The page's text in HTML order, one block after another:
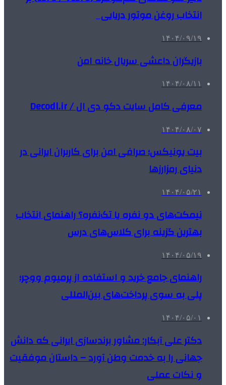
انتخاب روغن موتور دریایی
۱۴۰۴/۰۹/۱۹
بازیگران داعشی سریال خانه امن
۱۴۰۴/۰۸/۱۱
معرفی کامل سایت دکو دی ال / Decodl.ir
۱۴۰۴/۰۸/۰۷
بیت یونیکس؛ صرافی امن برای کاربران ایرانی در
دنیای رمزارزها
۱۴۰۴/۰۵/۲۱
نیمکت‌های دو نفره یا تک‌نفره؟ راهنمای انتخاب
بهترین گزینه برای کلاس‌های درس
۱۴۰۴/۰۵/۱۹
راهنمای جامع خرید و استفاده از پرمیوم ووچر؛
پلی به سوی پرداخت‌های بین‌المللی
۱۴۰۴/۰۵/۰۱
دکتر علی آبکار: مشاور برندسازی ایرانی که دانش
جهانی را به خدمت وطن آورد – داستان موفقیت
و نکات عملی